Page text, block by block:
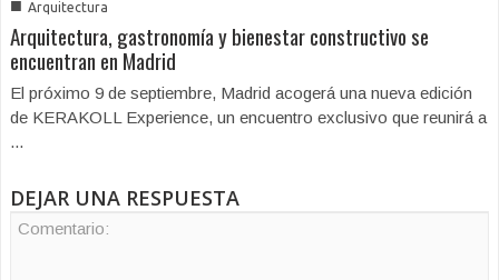
■ Arquitectura
Arquitectura, gastronomía y bienestar constructivo se
encuentran en Madrid
El próximo 9 de septiembre, Madrid acogerá una nueva edición
de KERAKOLL Experience, un encuentro exclusivo que reunirá a
...
DEJAR UNA RESPUESTA